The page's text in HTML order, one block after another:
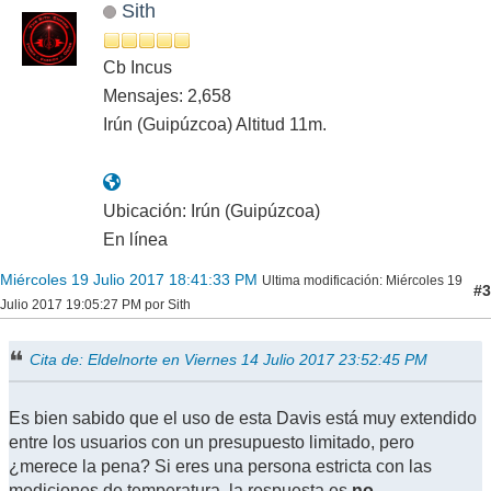
Sith
Cb Incus
Mensajes: 2,658
Irún (Guipúzcoa) Altitud 11m.
Ubicación: Irún (Guipúzcoa)
En línea
Miércoles 19 Julio 2017 18:41:33 PM Ultima modificación: Miércoles 19
Julio 2017 19:05:27 PM por Sith
#3
Cita de: Eldelnorte en Viernes 14 Julio 2017 23:52:45 PM
Es bien sabido que el uso de esta Davis está muy extendido
entre los usuarios con un presupuesto limitado, pero
¿merece la pena? Si eres una persona estricta con las